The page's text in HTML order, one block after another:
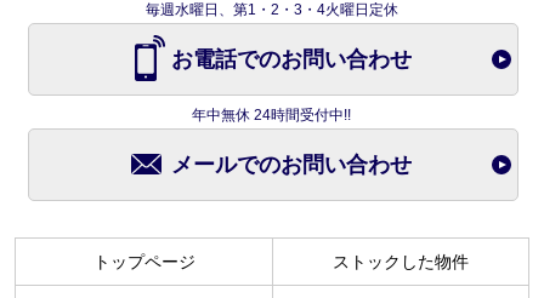
毎週水曜日、第1・2・3・4火曜日定休
お電話でのお問い合わせ
年中無休 24時間受付中!!
メールでのお問い合わせ
トップページ ストックした物件